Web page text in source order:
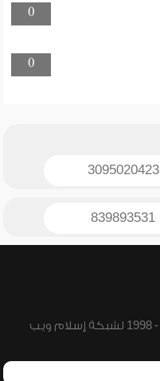
0
0
3095020423
839893531